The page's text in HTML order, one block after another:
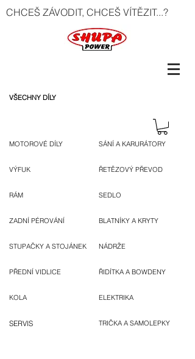
CHCEŠ ZÁVODIT, CHCEŠ VÍTĚZIT...?
VŠECHNY DÍLY
MOTOROVÉ DÍLY
VÝFUK
RÁM
ZADNÍ PÉROVÁNÍ
STUPAČKY A STOJÁNEK
PŘEDNÍ VIDLICE
KOLA
SERVIS
SÁNÍ A KARURÁTORY
ŘETĚZOVÝ PŘEVOD
SEDLO
BLATNÍKY A KRYTY
NÁDRŽE
ŘIDÍTKA A BOWDENY
ELEKTRIKA
TRIČKA A SAMOLEPKY